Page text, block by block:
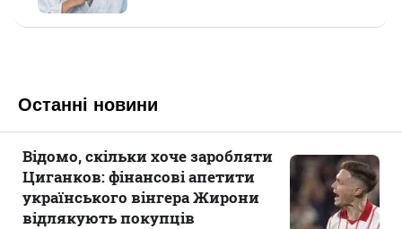
Останні новини
Відомо, скільки хоче заробляти
Циганков: фінансові апетити
українського вінгера Жирони
відлякують покупців